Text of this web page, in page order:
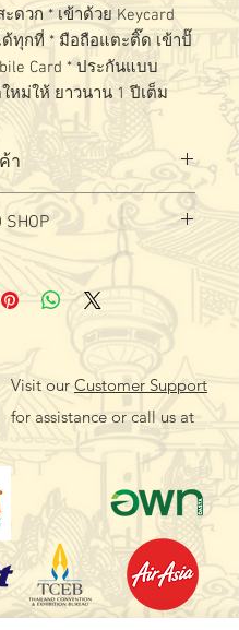
ะดวก * เข้าด้วย Keycard
ทุกที่ * มือถือแตะติ๊ด เข้าปั๊
Card * ประกันแบบ
หม่ให้ ยาวนาน 1 ปีเต็ม
า
บถามผลิตภัณฑ์ได้ที่
Visit our Customer Support
for assistance or call us at